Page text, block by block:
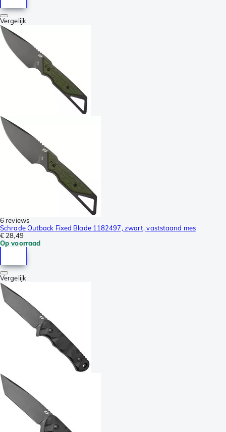
Vergelijk
6 reviews
Schrade Outback Fixed Blade 1182497, zwart, vaststaand mes
€ 28,49
Op voorraad
Vergelijk